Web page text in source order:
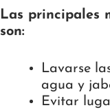
Las principales
son:
Lavarse
agua y
Evitar